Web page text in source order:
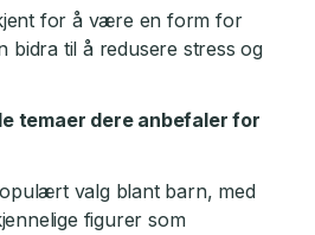
for å være en form for
bidra til å redusere stress og
temaer dere anbefaler for
valg blant barn, med
figurer som